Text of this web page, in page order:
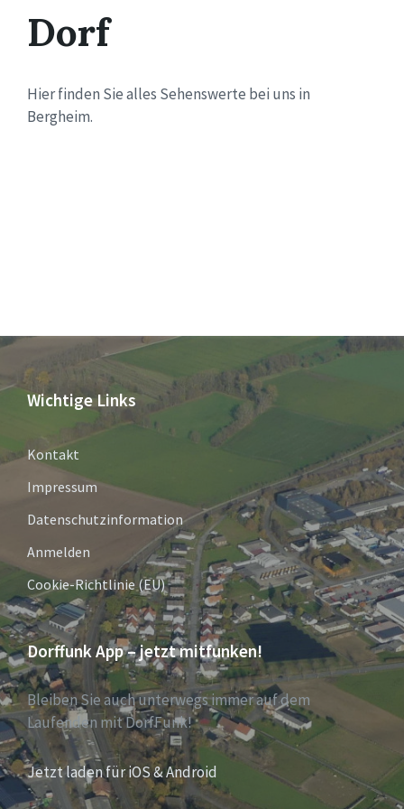
Dorf
Hier finden Sie alles Sehenswerte bei uns in
Bergheim.
Wichtige Links
Kontakt
Impressum
Datenschutzinformation
Anmelden
Cookie-Richtlinie (EU)
Dorffunk App – jetzt mitfunken!
Bleiben Sie auch unterwegs immer auf dem
Laufenden mit DorfFunk!
Jetzt laden für iOS & Android